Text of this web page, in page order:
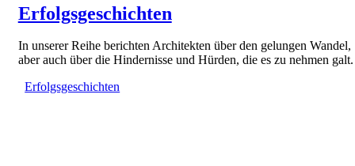
Erfolgsgeschichten
In unserer Reihe berichten Architekten über den gelungen Wandel,
aber auch über die Hindernisse und Hürden, die es zu nehmen galt.
Erfolgsgeschichten